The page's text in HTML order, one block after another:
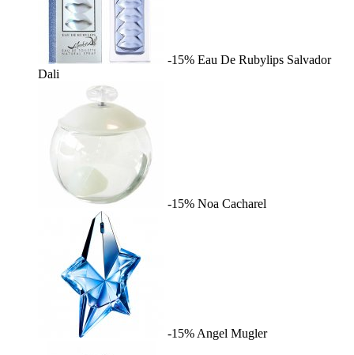
-15% Eau De Rubylips Salvador
Dali
-15% Noa Cacharel
-15% Angel Mugler